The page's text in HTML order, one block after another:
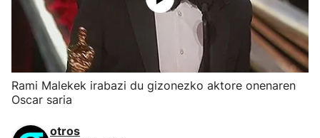
Rami Malekek irabazi du gizonezko aktore onenaren
Oscar saria
otros